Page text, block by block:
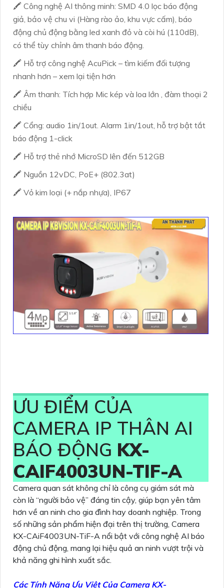
🖍 Công nghệ AI thông minh: SMD 4.0 lọc báo động
giả, bảo vệ chu vi (Hàng rào ảo, khu vực cấm), báo
động chủ động bằng led xanh đỏ và còi hú (110dB),
có thể tùy chỉnh âm thanh báo động.
🖍 Hỗ trợ công nghệ AcuPick – tìm kiếm đối tượng
nhanh hơn – xem lại tiện hơn
🖍 Âm thanh: Tích hợp Mic kép và loa lớn , đàm thoại 2
chiều
🖍 Cổng: audio 1in/1out. Alarm 1in/1out, hỗ trợ bật tắt
báo động 1-click
🖍 Hỗ trợ thẻ nhớ MicroSD lên đến 512GB
🖍 Nguồn 12vDC, PoE+ (802.3at)
🖍 Vỏ kim loại (+ nắp nhựa), IP67
ƯU ĐIỂM CỦA
CAMERA IP THÂN AI
BÁO ĐỘNG KX-
CAIF4003UN-TIF-A
Camera quan sát không chỉ là công cụ giám sát mà
còn là “người bảo vệ” đáng tin cậy, giúp bạn yên tâm
hơn về an ninh cho gia đình hay doanh nghiệp. Trong
số những sản phẩm hiện đại trên thị trường, Camera
KX-CAiF4003UN-TiF-A nổi bật với công nghệ AI báo
động chủ động, mang lại hiệu quả an ninh vượt trội và
khả năng ghi hình xuất sắc.
Các Tính Năng Ưu Việt Của Camera KX-